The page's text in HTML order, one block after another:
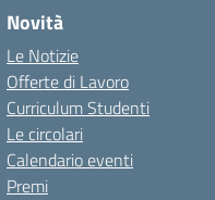
Novità
Le Notizie
Offerte di Lavoro
Curriculum Studenti
Le circolari
Calendario eventi
Premi